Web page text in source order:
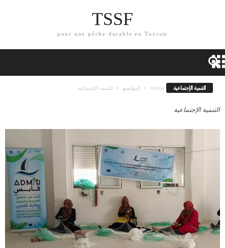
TSSF
pour une pêche durable en Tunisie
التنمية الإجتماعية Home المواضيع التنمية الإجتماعية
التنمية الإجتماعية